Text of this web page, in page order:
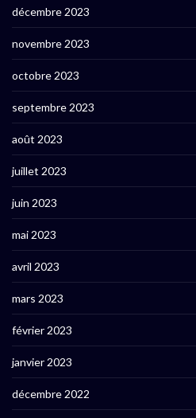
décembre 2023
novembre 2023
octobre 2023
septembre 2023
août 2023
juillet 2023
juin 2023
mai 2023
avril 2023
mars 2023
février 2023
janvier 2023
décembre 2022